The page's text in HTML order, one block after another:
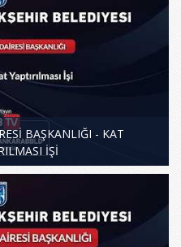
BAŞKANLIĞI - KAT
İŞİ